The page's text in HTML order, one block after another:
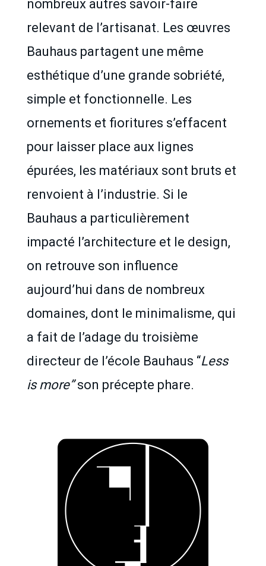
nombreux autres savoir-faire
relevant de l’artisanat. Les œuvres
Bauhaus partagent une même
esthétique d’une grande sobriété,
simple et fonctionnelle. Les
ornements et fioritures s’effacent
pour laisser place aux lignes
épurées, les matériaux sont bruts et
renvoient à l’industrie. Si le
Bauhaus a particulièrement
impacté l’architecture et le design,
on retrouve son influence
aujourd’hui dans de nombreux
domaines, dont le minimalisme, qui
a fait de l’adage du troisième
directeur de l’école Bauhaus “Less
is more”son précepte phare.